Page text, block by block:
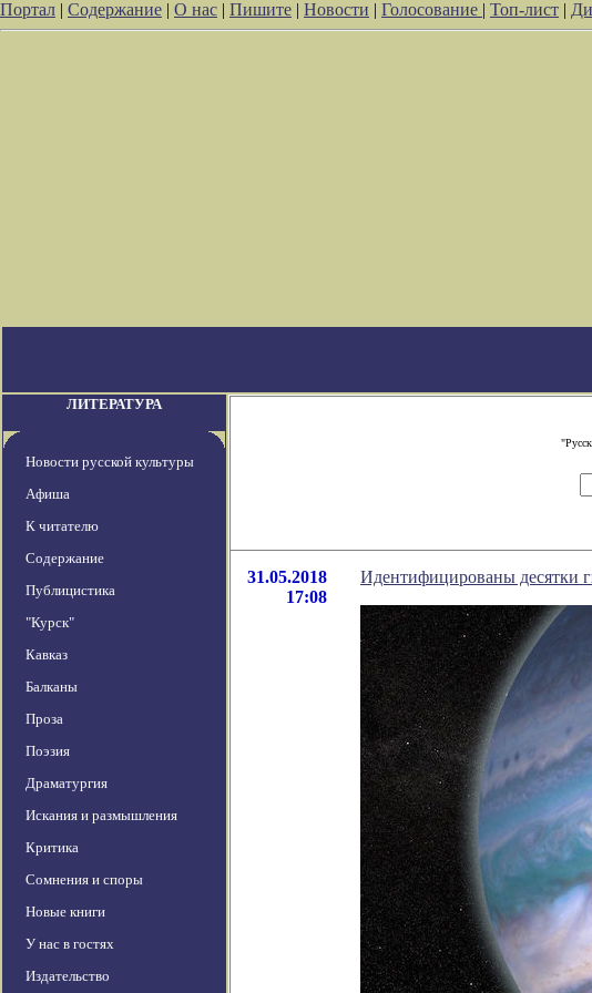
Портал | Содержание | О нас | Пишите | Новости | Голосование | Топ-лист |
ЛИТЕРАТУРА
Новости русской культуры
Афиша
К читателю
Содержание
Публицистика
"Курск"
Кавказ
Балканы
Проза
Поэзия
Драматургия
Искания и размышления
Критика
Сомнения и споры
Новые книги
У нас в гостях
Издательство
31.05.2018
17:08
Идентифицированы десятки